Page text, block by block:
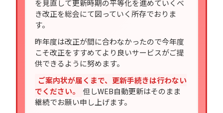
を見直して更新時期の平等化を進めていくべ
き改正を総会にて図っていく所存でおりま
す。
昨年度は改正が間に合わなかったので今年度
こそ改正をすすめてより良いサービスがご提
供できるように努めます。
ご案内状が届くまで、更新手続きは行わない
でください。
但しWEB自動更新はそのまま
継続でお願い申し上げます。